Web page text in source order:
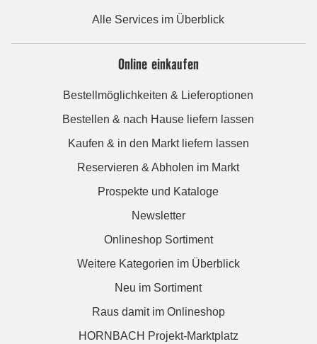
Alle Services im Überblick
Online einkaufen
Bestellmöglichkeiten & Lieferoptionen
Bestellen & nach Hause liefern lassen
Kaufen & in den Markt liefern lassen
Reservieren & Abholen im Markt
Prospekte und Kataloge
Newsletter
Onlineshop Sortiment
Weitere Kategorien im Überblick
Neu im Sortiment
Raus damit im Onlineshop
HORNBACH Projekt-Marktplatz